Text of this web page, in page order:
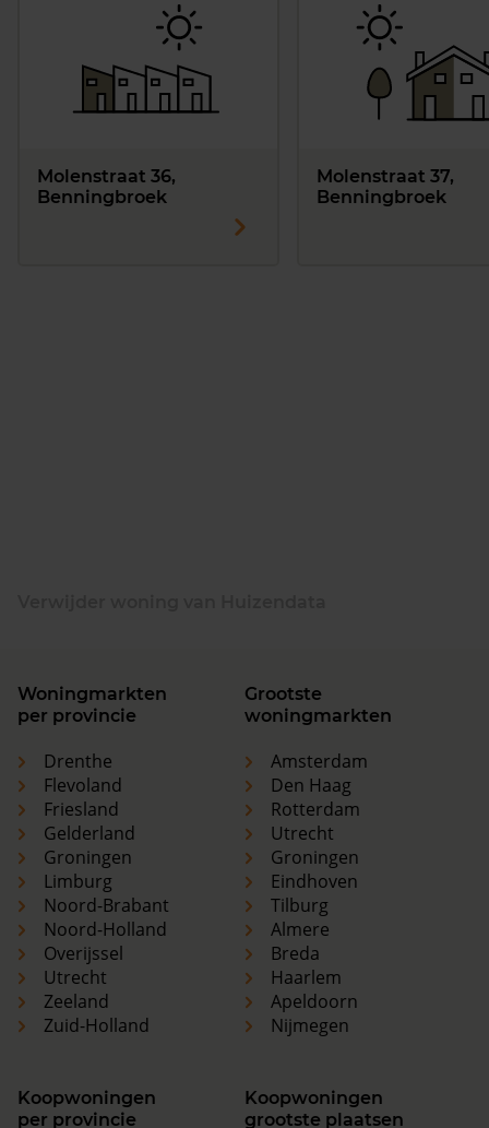
Molenstraat 36,
Benningbroek
Molenstraat 37,
Benningbroek
Woningmarkten
per provincie
Drenthe
Flevoland
Friesland
Gelderland
Groningen
Limburg
Noord-Brabant
Noord-Holland
Overijssel
Utrecht
Zeeland
Zuid-Holland
Grootste
woningmarkten
Amsterdam
Den Haag
Rotterdam
Utrecht
Groningen
Eindhoven
Tilburg
Almere
Breda
Haarlem
Apeldoorn
Nijmegen
Koopwoningen
per provincie
Koopwoningen
grootste plaatsen